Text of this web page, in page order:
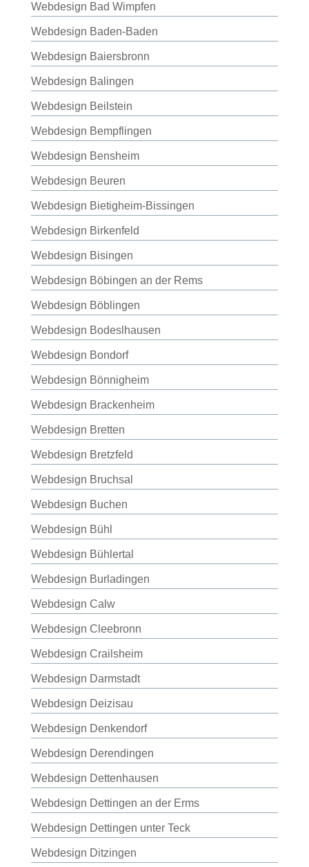
Webdesign Bad Wimpfen
Webdesign Baden-Baden
Webdesign Baiersbronn
Webdesign Balingen
Webdesign Beilstein
Webdesign Bempflingen
Webdesign Bensheim
Webdesign Beuren
Webdesign Bietigheim-Bissingen
Webdesign Birkenfeld
Webdesign Bisingen
Webdesign Böbingen an der Rems
Webdesign Böblingen
Webdesign Bodeslhausen
Webdesign Bondorf
Webdesign Bönnigheim
Webdesign Brackenheim
Webdesign Bretten
Webdesign Bretzfeld
Webdesign Bruchsal
Webdesign Buchen
Webdesign Bühl
Webdesign Bühlertal
Webdesign Burladingen
Webdesign Calw
Webdesign Cleebronn
Webdesign Crailsheim
Webdesign Darmstadt
Webdesign Deizisau
Webdesign Denkendorf
Webdesign Derendingen
Webdesign Dettenhausen
Webdesign Dettingen an der Erms
Webdesign Dettingen unter Teck
Webdesign Ditzingen